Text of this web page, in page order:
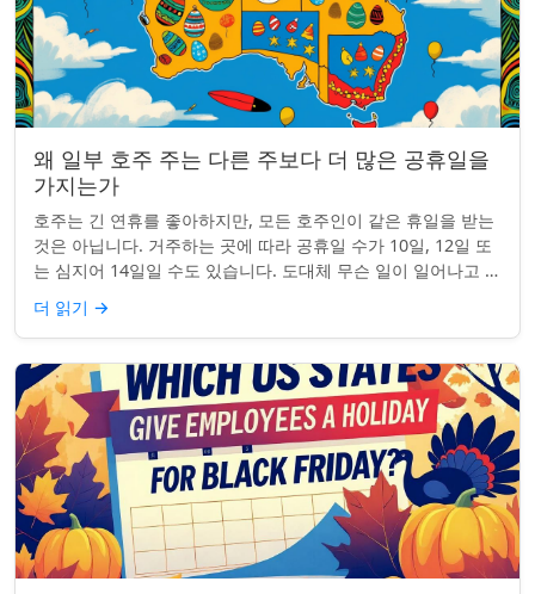
왜 일부 호주 주는 다른 주보다 더 많은 공휴일을
가지는가
호주는 긴 연휴를 좋아하지만, 모든 호주인이 같은 휴일을 받는
것은 아닙니다. 거주하는 곳에 따라 공휴일 수가 10일, 12일 또
는 심지어 14일일 수도 있습니다. 도대체 무슨 일이 일어나고 있
는 걸까요? 왜 일부 ...
더 읽기 →